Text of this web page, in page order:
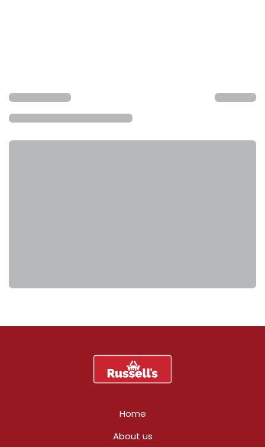
Home
About us